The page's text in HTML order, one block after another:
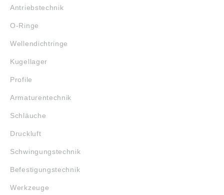
Antriebstechnik
O-Ringe
Wellendichtringe
Kugellager
Profile
Armaturentechnik
Schläuche
Druckluft
Schwingungstechnik
Befestigungstechnik
Werkzeuge